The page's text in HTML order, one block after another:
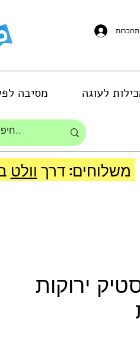
לעוגה מסיבה
משלוחים: דרך וולט
ירוקות